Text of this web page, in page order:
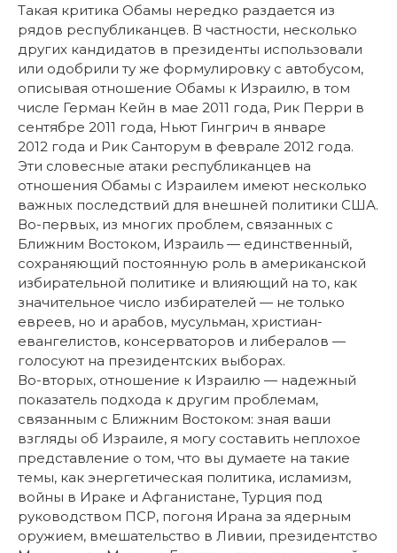
Такая критика Обамы нередко раздается из
рядов республиканцев. В частности, несколько
других кандидатов в президенты использовали
или одобрили ту же формулировку с автобусом,
описывая отношение Обамы к Израилю, в том
числе Герман Кейн в мае 2011 года, Рик Перри в
сентябре 2011 года, Ньют Гингрич в январе
2012 года и Рик Санторум в феврале 2012 года.
Эти словесные атаки республиканцев на
отношения Обамы с Израилем имеют несколько
важных последствий для внешней политики США.
Во-первых, из многих проблем, связанных с
Ближним Востоком, Израиль — единственный,
сохраняющий постоянную роль в американской
избирательной политике и влияющий на то, как
значительное число избирателей — не только
евреев, но и арабов, мусульман, христиан-
евангелистов, консерваторов и либералов —
голосуют на президентских выборах.
Во-вторых, отношение к Израилю — надежный
показатель подхода к другим проблемам,
связанным с Ближним Востоком: зная ваши
взгляды об Израиле, я могу составить неплохое
представление о том, что вы думаете на такие
темы, как энергетическая политика, исламизм,
войны в Ираке и Афганистане, Турция под
руководством ПСР, погоня Ирана за ядерным
оружием, вмешательство в Ливии, президентство